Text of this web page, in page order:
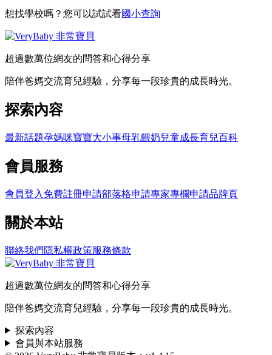
想找學校嗎？您可以試試看國小查詢
超過數萬位網友的問答和心得分享
陪伴爸媽交流育兒經驗，分享每一段珍貴的成長時光。
探索內容
最新話題孕媽咪寶寶大小事母乳餵奶兒童成長育兒百科
會員服務
會員登入 免費註冊申請部落格申請專家專欄申請品牌頁
關於本站
聯絡我們 隱私權政策服務條款
超過數萬位網友的問答和心得分享
陪伴爸媽交流育兒經驗，分享每一段珍貴的成長時光。
探索內容
會員與本站服務